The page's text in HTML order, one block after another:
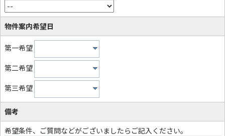
物件案内希望日
第一希望
第二希望
第三希望
備考
希望条件、ご質問などがございましたらご記入ください。